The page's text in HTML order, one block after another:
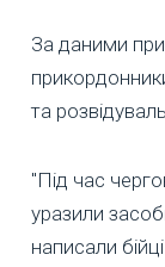
За даними
та
"Під час
уразили
написали